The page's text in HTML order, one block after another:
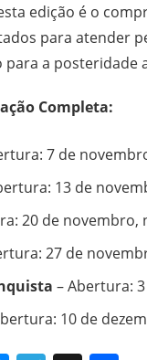
edição é o
para atender
a posteridade
Completa:
7 de
13 de
20 de novembro,
27 de
– Abertura:
10 de